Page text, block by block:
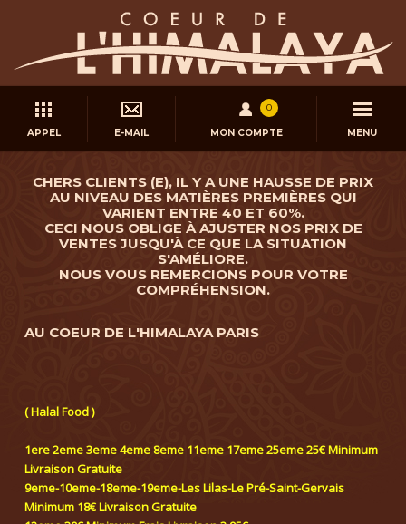
APPEL E-MAIL MON COMPTE
0
MENU
CHERS CLIENTS (E), IL Y A UNE HAUSSE DE PRIX
AU NIVEAU DES MATIÈRES PREMIÈRES QUI
VARIENT ENTRE 40 ET 60%.
CECI NOUS OBLIGE À AJUSTER NOS PRIX DE
VENTES JUSQU'À CE QUE LA SITUATION
S'AMÉLIORE.
NOUS VOUS REMERCIONS POUR VOTRE
COMPRÉHENSION.
AU COEUR DE L'HIMALAYA PARIS
( Halal Food )
1ere 2eme 3eme 4eme 8eme 11eme 17eme 25eme 25€ Minimum
Livraison Gratuite
9eme-10eme-18eme-19eme-Les Lilas-Le Pré-Saint-Gervais
Minimum 18€ Livraison Gratuite